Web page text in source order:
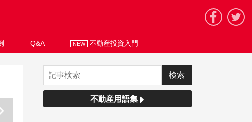
Q&A NEW 不動産投資入門
不動産用語集